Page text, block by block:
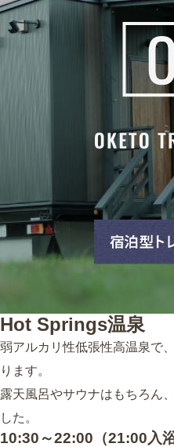
Hot Springs温泉
弱アルカリ性低張性高温泉で
ります。
露天風呂やサウナはもちろん
した。
10:30～22:00 （21:00入